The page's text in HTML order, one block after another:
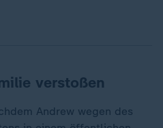
verstoßen
Andrew wegen des